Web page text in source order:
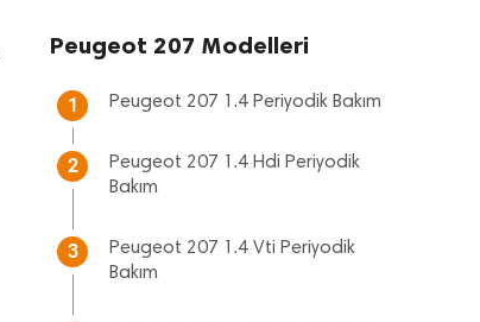
Peugeot 207 Modelleri
1 Peugeot 207 1.4 Periyodik Bakım
2
Peugeot 207 1.4 Hdi Periyodik
Bakım
3
Peugeot 207 1.4 Vti Periyodik
Bakım